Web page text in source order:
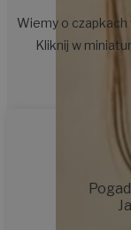
Wiemy o czapkach
Kliknij w